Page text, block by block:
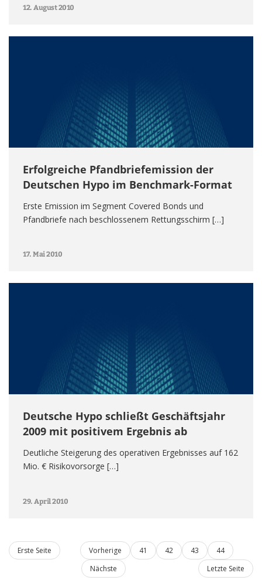
12. August 2010
Erfolgreiche Pfandbriefemission der
Deutschen Hypo im Benchmark-Format
Erste Emission im Segment Covered Bonds und
Pfandbriefe nach beschlossenem Rettungsschirm […]
17. Mai 2010
Deutsche Hypo schließt Geschäftsjahr
2009 mit positivem Ergebnis ab
Deutliche Steigerung des operativen Ergebnisses auf 162
Mio. € Risikovorsorge […]
29. April 2010
Erste Seite Vorherige 41 42 43
44
Nächste
Letzte Seite